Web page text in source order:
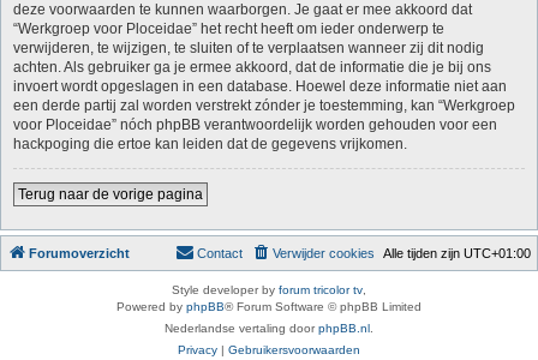
deze voorwaarden te kunnen waarborgen. Je gaat er mee akkoord dat
“Werkgroep voor Ploceidae” het recht heeft om ieder onderwerp te
verwijderen, te wijzigen, te sluiten of te verplaatsen wanneer zij dit nodig
achten. Als gebruiker ga je ermee akkoord, dat de informatie die je bij ons
invoert wordt opgeslagen in een database. Hoewel deze informatie niet aan
een derde partij zal worden verstrekt zónder je toestemming, kan “Werkgroep
voor Ploceidae” nóch phpBB verantwoordelijk worden gehouden voor een
hackpoging die ertoe kan leiden dat de gegevens vrijkomen.
Terug naar de vorige pagina
Forumoverzicht Alle tijden zijn UTC+01:00
Verwijder cookies
Contact
Style developer by forum tricolor tv
Powered by phpBB® Forum Software © phpBB Limited
Nederlandse vertaling doorphpBB.nl
Privacy | Gebruikersvoorwaarden